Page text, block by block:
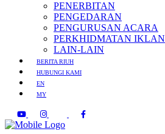
PENERBITAN
PENGEDARAN
PENGURUSAN ACARA
PERKHIDMATAN IKLAN
LAIN-LAIN
BERITA RIUH
HUBUNGI KAMI
EN
MY